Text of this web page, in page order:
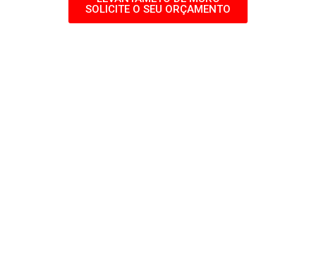
SOLICITE O SEU ORÇAMENTO